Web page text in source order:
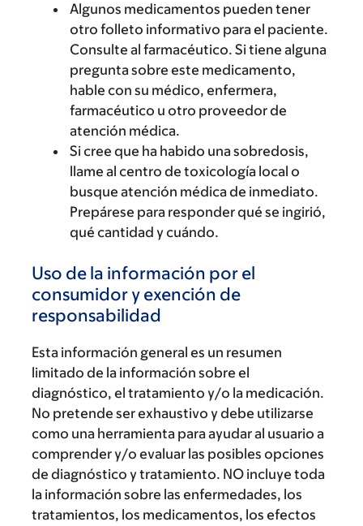
Algunos medicamentos pueden tener
otro folleto informativo para el paciente.
Consulte al farmacéutico. Si tiene alguna
pregunta sobre este medicamento,
hable con su médico, enfermera,
farmacéutico u otro proveedor de
atención médica.
Si cree que ha habido una sobredosis,
llame al centro de toxicología local o
busque atención médica de inmediato.
Prepárese para responder qué se ingirió,
qué cantidad y cuándo.
Uso de la información por el
consumidor y exención de
responsabilidad
Esta información general es un resumen
limitado de la información sobre el
diagnóstico, el tratamiento y/o la medicación.
No pretende ser exhaustivo y debe utilizarse
como una herramienta para ayudar al usuario a
comprender y/o evaluar las posibles opciones
de diagnóstico y tratamiento. NO incluye toda
la información sobre las enfermedades, los
tratamientos, los medicamentos, los efectos